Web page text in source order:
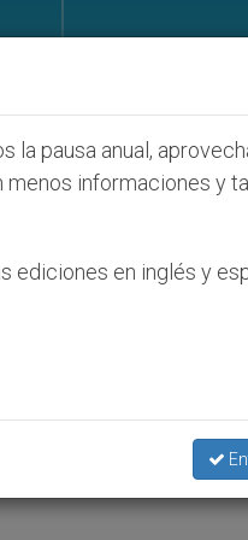
no sólo) en Tierra
su
la pausa anual,
menos informaciones y
ediciones en inglés y